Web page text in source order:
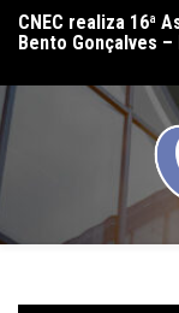
CNEC realiza 16ª
Bento Gonçalves –